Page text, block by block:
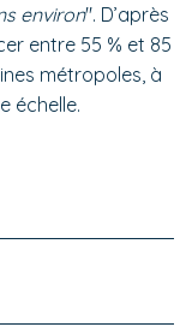
environ". D’après
entre 55 % et 85
métropoles, à
échelle.